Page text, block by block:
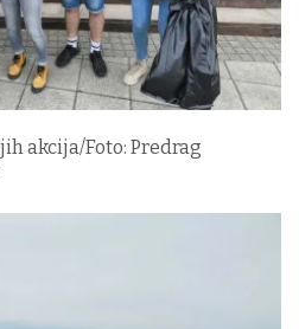
akcija/Foto: Predrag